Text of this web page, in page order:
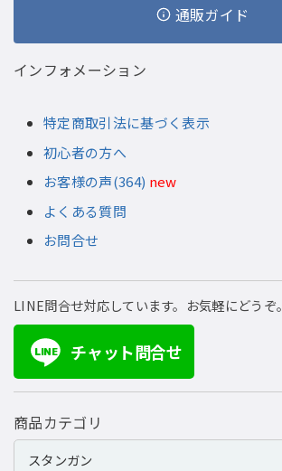
通販ガイド
インフォメーション
特定商取引法に基づく表示
初心者の方へ
お客様の声(364) new
よくある質問
お問合せ
LINE問合せ対応しています。お気軽にどうぞ。
LINE チャット問合せ
商品カテゴリ
スタンガン